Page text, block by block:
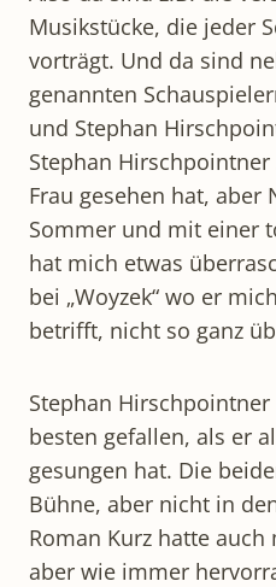
Musikstücke, die jeder
vorträgt. Und da sind
genannten
und Stephan
Stephan
Frau gesehen hat, aber
Sommer und mit einer
hat mich etwas
bei „Woyzek“ wo er
betrifft, nicht so ganz
Stephan
besten gefallen, als er
gesungen hat. Die
Bühne, aber nicht in
Roman Kurz hatte
aber wie immer